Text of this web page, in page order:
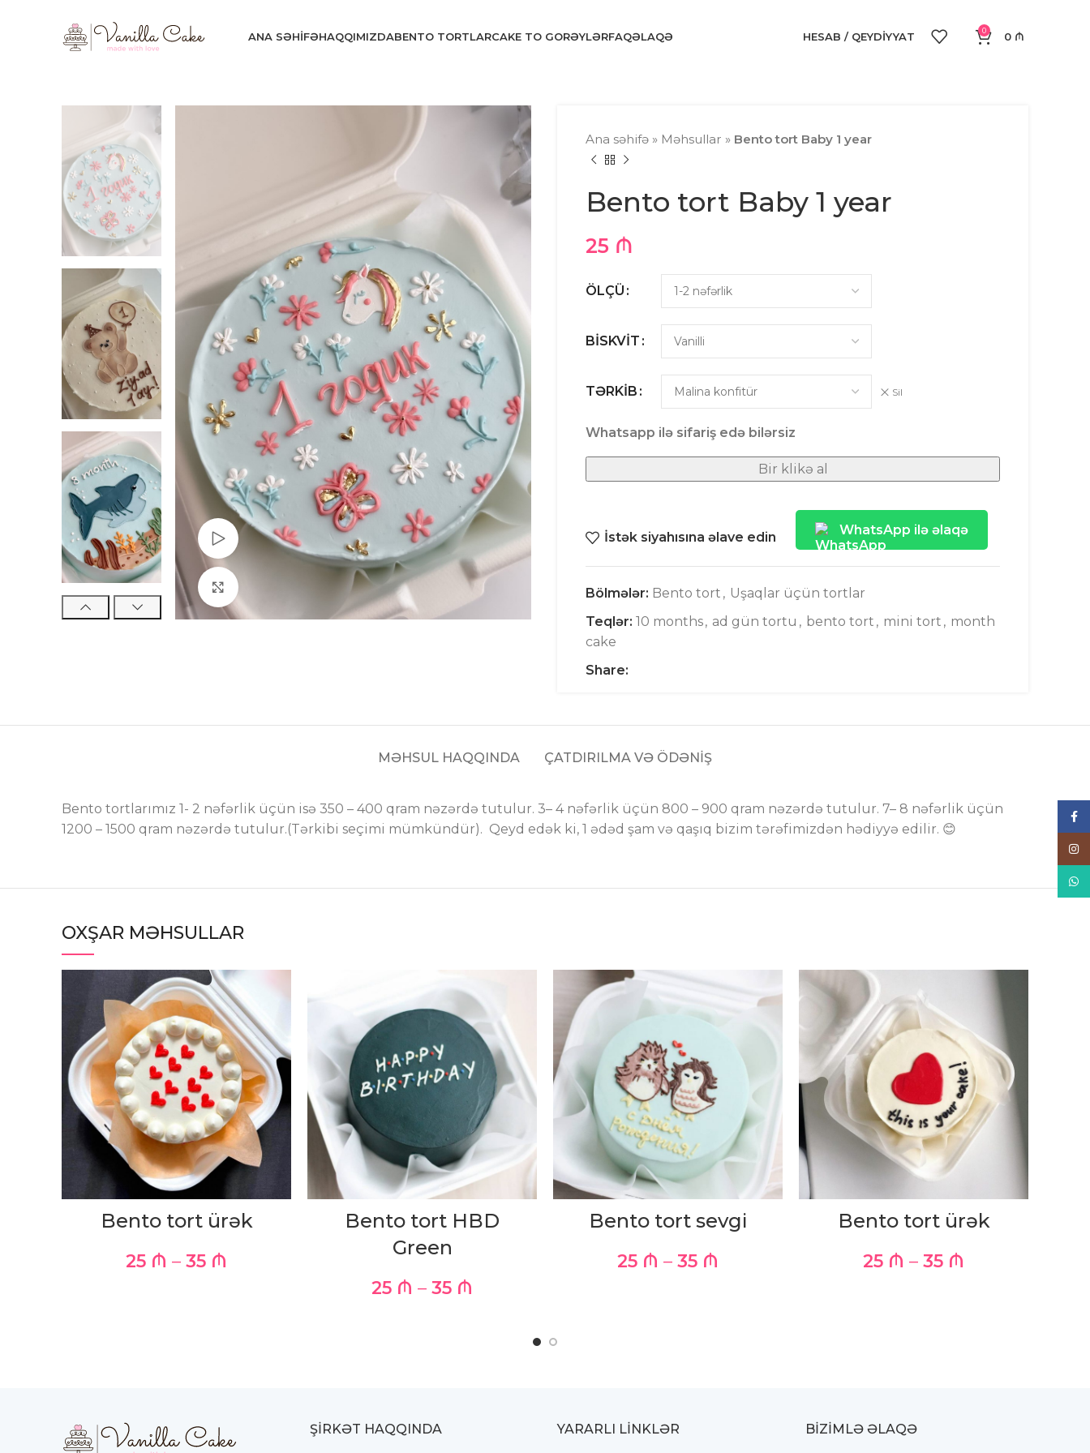
ANA SƏHIFƏHAQQIMIZDABENTO TORTLARCAKE TO GORƏYLƏRFAQƏLAQƏ HESAB / QEYDIYYAT 0 0 ₼
Watch video
Click to enlarge
Ana səhifə » Məhsullar » Bento tort Baby 1 year
Bento tort Baby 1 year
25 ₼
ÖLÇÜ
BISKVIT
TƏRKIB Sil
Whatsapp ilə sifariş edə bilərsiz
Bir klikə al
İstək siyahısına əlave edin WhatsApp ilə əlaqə
Bölmələr: Bento tort , Uşaqlar üçün tortlar
Teqlər: 10 months, ad gün tortu , bento tort , mini tort , month
cake
Share:
MƏHSUL HAQQINDA ÇATDIRILMA VƏ ÖDƏNİŞ
Bento tortlarımız 1- 2 nəfərlik üçün isə 350 – 400 qram nəzərdə tutulur. 3– 4 nəfərlik üçün 800 – 900 qram nəzərdə tutulur. 7– 8 nəfərlik üçün
1200 – 1500 qram nəzərdə tutulur.(Tərkibi seçimi mümkündür). Qeyd edək ki, 1 ədəd şam və qaşıq bizim tərəfimizdən hədiyyə edilir. 😊
OXŞAR MƏHSULLAR
Bento tort ürək
25 ₼ – 35 ₼
Bento tort HBD
Green
25 ₼ – 35 ₼
Bento tort sevgi
25 ₼ – 35 ₼
Bento tort ürək
25 ₼ – 35 ₼
ŞIRKƏT HAQQINDA YARARLI LİNKLƏR BIZIMLƏ ƏLAQƏ